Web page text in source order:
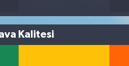
Kalitesi